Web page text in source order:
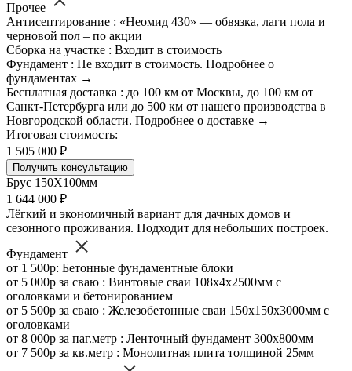
Прочее
Антисептирование : «Неомид 430» — обвязка, лаги пола и
черновой пол – по акции
Сборка на участке : Входит в стоимость
Фундамент : Не входит в стоимость. Подробнее о
фундаментах →
Бесплатная доставка : до 100 км от Москвы, до 100 км от
Санкт-Петербурга или до 500 км от нашего производства в
Новгородской области. Подробнее о доставке →
Итоговая стоимость:
1 505 000 ₽
Получить консультацию
Брус 150Х100мм
1 644 000 ₽
Лёгкий и экономичный вариант для дачных домов и
сезонного проживания. Подходит для небольших построек.
Фундамент
от 1 500р: Бетонные фундаментные блоки
от 5 000р за сваю : Винтовые сваи 108х4х2500мм с
оголовками и бетонированием
от 5 500р за сваю : Железобетонные сваи 150х150х3000мм с
оголовками
от 8 000р за паг.метр : Ленточный фундамент 300х800мм
от 7 500р за кв.метр : Монолитная плита толщиной 25мм